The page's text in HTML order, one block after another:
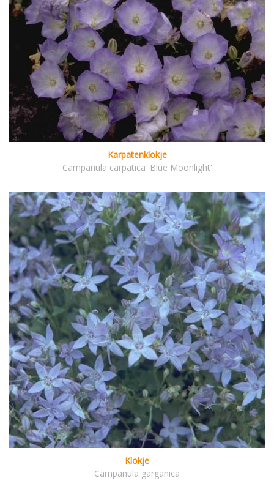
Karpatenklokje
Campanula carpatica 'Blue Moonlight'
Klokje
Campanula garganica